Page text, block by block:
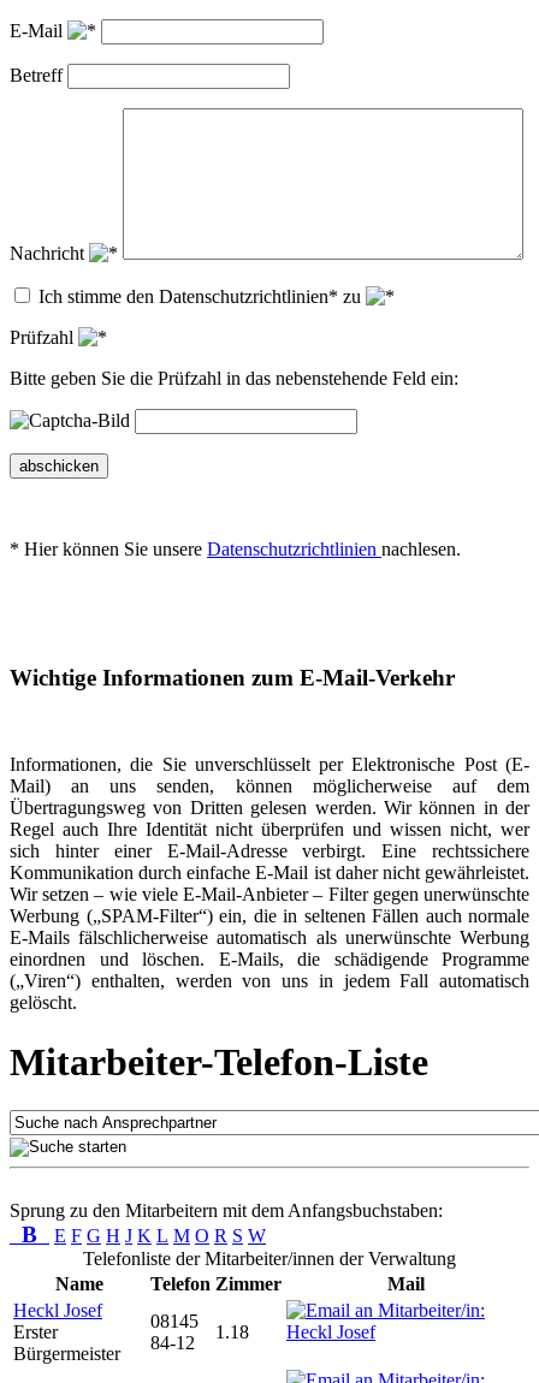
E-Mail
Betreff
Nachricht
Ich stimme den Datenschutzrichtlinien* zu
Prüfzahl
Bitte geben Sie die Prüfzahl in das nebenstehende Feld ein:
abschicken
* Hier können Sie unsere Datenschutzrichtlinien nachlesen.
Wichtige Informationen zum E-Mail-Verkehr
Informationen, die Sie unverschlüsselt per Elektronische Post (E-
Mail) an uns senden, können möglicherweise auf dem
Übertragungsweg von Dritten gelesen werden. Wir können in der
Regel auch Ihre Identität nicht überprüfen und wissen nicht, wer
sich hinter einer E-Mail-Adresse verbirgt. Eine rechtssichere
Kommunikation durch einfache E-Mail ist daher nicht gewährleistet.
Wir setzen – wie viele E-Mail-Anbieter – Filter gegen unerwünschte
Werbung („SPAM-Filter“) ein, die in seltenen Fällen auch normale
E-Mails fälschlicherweise automatisch als unerwünschte Werbung
einordnen und löschen. E-Mails, die schädigende Programme
(„Viren“) enthalten, werden von uns in jedem Fall automatisch
gelöscht.
Mitarbeiter-Telefon-Liste
Sprung zu den Mitarbeitern mit dem Anfangsbuchstaben:
B E F G H J K L M O R S W
Telefonliste der Mitarbeiter/innen der Verwaltung
Name
Telefon Zimmer
Mail
Heckl Josef
Erster
Bürgermeister
08145
84-12
1.18